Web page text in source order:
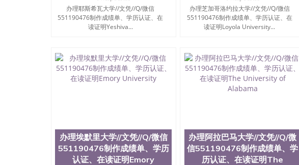
办理耶斯希瓦大学//文凭//Q/微信
551190476制作成绩单、学历认证、在
读证明Yeshiva...
办理芝加哥洛约拉大学//文凭//Q/微信
551190476制作成绩单、学历认证、在
读证明Loyola University...
办理埃默里大学//文凭//Q/微信
551190476制作成绩单、学历
认证、在读证明Emory
办理阿拉巴马大学//文凭//Q/微
信551190476制作成绩单、学
历认证、在读证明The